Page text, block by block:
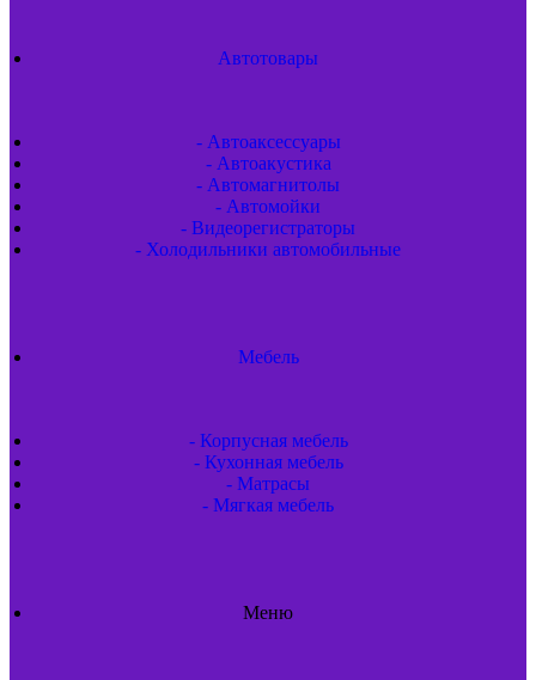
Автотовары
- Автоаксессуары
- Автоакустика
- Автомагнитолы
- Автомойки
- Видеорегистраторы
- Холодильники автомобильные
Мебель
- Корпусная мебель
- Кухонная мебель
- Матрасы
- Мягкая мебель
Меню